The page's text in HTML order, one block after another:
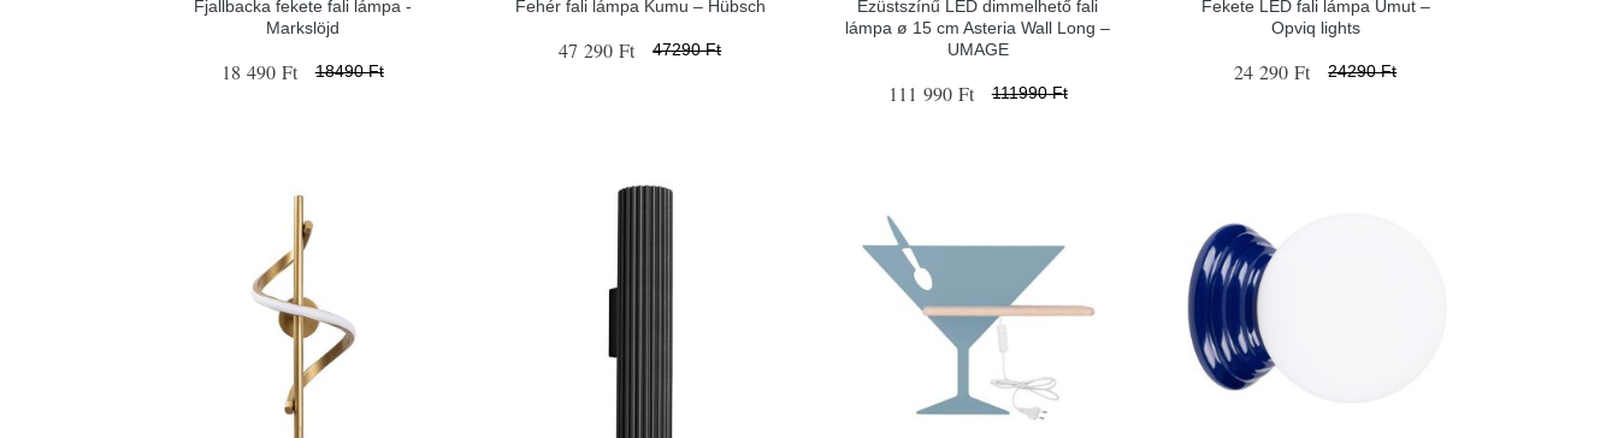
Fjallbacka fekete fali lámpa -
Markslöjd
18 490 Ft 18490 Ft
Fehér fali lámpa Kumu – Hübsch
47 290 Ft 47290 Ft
Ezüstszínű LED dimmelhető fali
lámpa ø 15 cm Asteria Wall Long –
UMAGE
111 990 Ft 111990 Ft
Fekete LED fali lámpa Umut –
Opviq lights
24 290 Ft 24290 Ft